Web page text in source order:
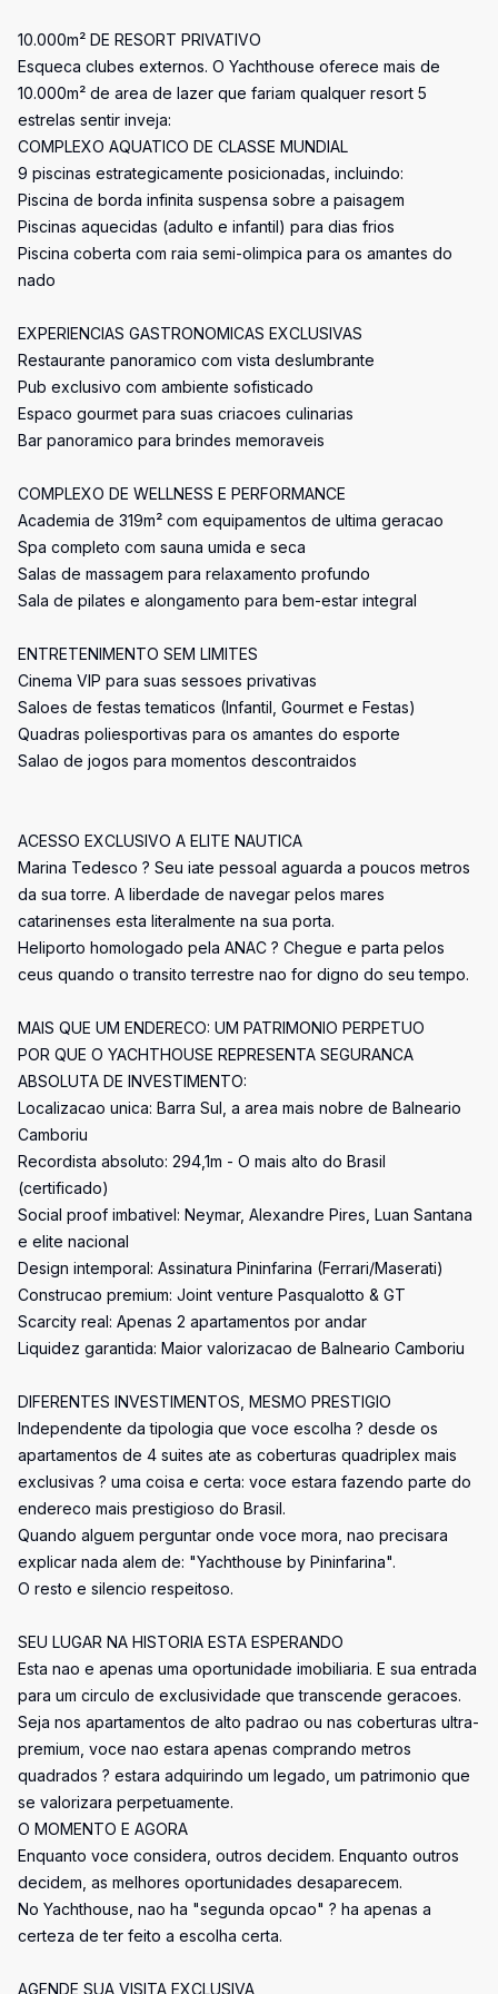
10.000m² DE RESORT PRIVATIVO
Esqueca clubes externos. O Yachthouse oferece mais de
10.000m² de area de lazer que fariam qualquer resort 5
estrelas sentir inveja:
COMPLEXO AQUATICO DE CLASSE MUNDIAL
9 piscinas estrategicamente posicionadas, incluindo:
Piscina de borda infinita suspensa sobre a paisagem
Piscinas aquecidas (adulto e infantil) para dias frios
Piscina coberta com raia semi-olimpica para os amantes do
nado
EXPERIENCIAS GASTRONOMICAS EXCLUSIVAS
Restaurante panoramico com vista deslumbrante
Pub exclusivo com ambiente sofisticado
Espaco gourmet para suas criacoes culinarias
Bar panoramico para brindes memoraveis
COMPLEXO DE WELLNESS E PERFORMANCE
Academia de 319m² com equipamentos de ultima geracao
Spa completo com sauna umida e seca
Salas de massagem para relaxamento profundo
Sala de pilates e alongamento para bem-estar integral
ENTRETENIMENTO SEM LIMITES
Cinema VIP para suas sessoes privativas
Saloes de festas tematicos (Infantil, Gourmet e Festas)
Quadras poliesportivas para os amantes do esporte
Salao de jogos para momentos descontraidos
ACESSO EXCLUSIVO A ELITE NAUTICA
Marina Tedesco ? Seu iate pessoal aguarda a poucos metros
da sua torre. A liberdade de navegar pelos mares
catarinenses esta literalmente na sua porta.
Heliporto homologado pela ANAC ? Chegue e parta pelos
ceus quando o transito terrestre nao for digno do seu tempo.
MAIS QUE UM ENDERECO: UM PATRIMONIO PERPETUO
POR QUE O YACHTHOUSE REPRESENTA SEGURANCA
ABSOLUTA DE INVESTIMENTO:
Localizacao unica: Barra Sul, a area mais nobre de Balneario
Camboriu
Recordista absoluto: 294,1m - O mais alto do Brasil
(certificado)
Social proof imbativel: Neymar, Alexandre Pires, Luan Santana
e elite nacional
Design intemporal: Assinatura Pininfarina (Ferrari/Maserati)
Construcao premium: Joint venture Pasqualotto & GT
Scarcity real: Apenas 2 apartamentos por andar
Liquidez garantida: Maior valorizacao de Balneario Camboriu
DIFERENTES INVESTIMENTOS, MESMO PRESTIGIO
Independente da tipologia que voce escolha ? desde os
apartamentos de 4 suites ate as coberturas quadriplex mais
exclusivas ? uma coisa e certa: voce estara fazendo parte do
endereco mais prestigioso do Brasil.
Quando alguem perguntar onde voce mora, nao precisara
explicar nada alem de: "Yachthouse by Pininfarina".
O resto e silencio respeitoso.
SEU LUGAR NA HISTORIA ESTA ESPERANDO
Esta nao e apenas uma oportunidade imobiliaria. E sua entrada
para um circulo de exclusividade que transcende geracoes.
Seja nos apartamentos de alto padrao ou nas coberturas ultra-
premium, voce nao estara apenas comprando metros
quadrados ? estara adquirindo um legado, um patrimonio que
se valorizara perpetuamente.
O MOMENTO E AGORA
Enquanto voce considera, outros decidem. Enquanto outros
decidem, as melhores oportunidades desaparecem.
No Yachthouse, nao ha "segunda opcao" ? ha apenas a
certeza de ter feito a escolha certa.
AGENDE SUA VISITA EXCLUSIVA